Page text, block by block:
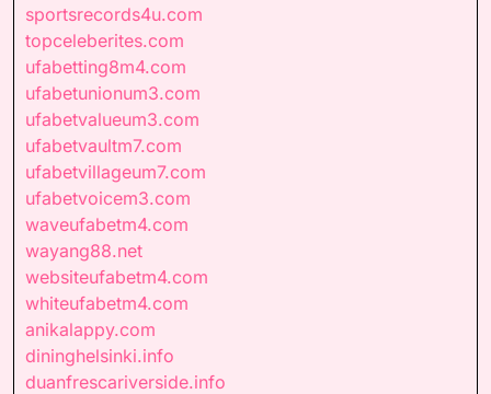
sportsrecords4u.com
topceleberites.com
ufabetting8m4.com
ufabetunionum3.com
ufabetvalueum3.com
ufabetvaultm7.com
ufabetvillageum7.com
ufabetvoicem3.com
waveufabetm4.com
wayang88.net
websiteufabetm4.com
whiteufabetm4.com
anikalappy.com
dininghelsinki.info
duanfrescariverside.info